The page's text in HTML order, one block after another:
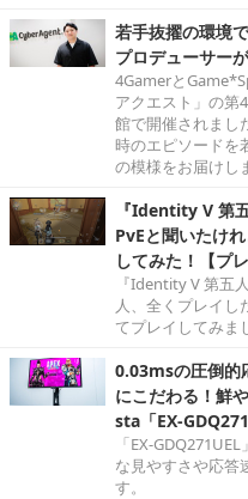
若手抜擢の環境
プロデューサー
4Gamerと
アクエスト」の第
館で開催されまし
時のエピソードを
の模様をお届けし
『Identity V 第
PvEと聞いたけ
してみた！【プ
『Identity V 第五
人、全くプレイし
てプレイしてみま
0.03msの圧倒的
にこだわる！鮮
sta「EX-
「EX-
な見やすさや応答
す。